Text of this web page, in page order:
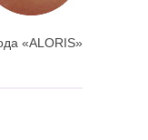
«ALORIS»